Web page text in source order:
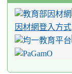
因材網登入方式